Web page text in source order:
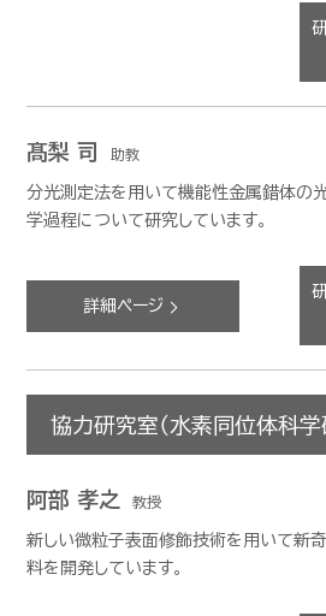
髙梨 司 助教
分光測定法を用いて機能性金属錯体の
学過程について研究しています。
詳細ページ
協力研究室（水素同位体科学
阿部 孝之 教授
新しい微粒子表面修飾技術を用いて新
料を開発しています。